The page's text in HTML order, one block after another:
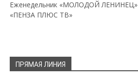
Еженедельник «МОЛОДОЙ ЛЕНИНЕЦ»
«ПЕНЗА ПЛЮС ТВ»
ПРЯМАЯ ЛИНИЯ